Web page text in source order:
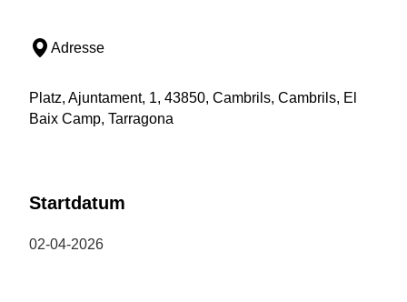
Adresse
Platz, Ajuntament, 1, 43850, Cambrils, Cambrils, El
Baix Camp, Tarragona
Startdatum
02-04-2026